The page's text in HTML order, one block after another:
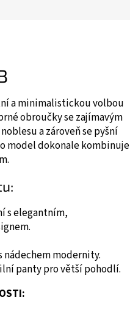
a minimalistickou volbou
obroučky se zajímavým
a zároveň se pyšní
model dokonale kombinuje
s elegantním,
nádechem modernity.
panty pro větší pohodlí.